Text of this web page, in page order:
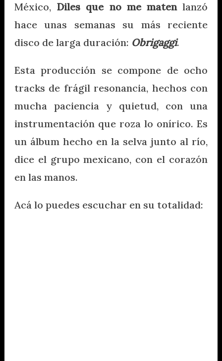
México, Diles que no me matenlanzó
hace unas semanas su más reciente
disco de larga duración: Obrigaggi.
Esta producción se compone de ocho
tracks de frágil resonancia, hechos con
mucha paciencia y quietud, con una
instrumentación que roza lo onírico. Es
un álbum hecho en la selva junto al río,
dice el grupo mexicano, con el corazón
en las manos.
Acá lo puedes escuchar en su totalidad: